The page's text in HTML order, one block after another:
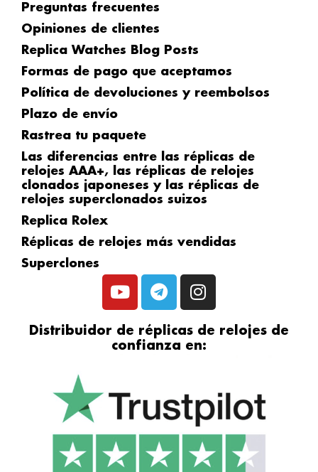
Preguntas frecuentes
Opiniones de clientes
Replica Watches Blog Posts
Formas de pago que aceptamos
Política de devoluciones y reembolsos
Plazo de envío
Rastrea tu paquete
Las diferencias entre las réplicas de
relojes AAA+, las réplicas de relojes
clonados japoneses y las réplicas de
relojes superclonados suizos
Replica Rolex
Réplicas de relojes más vendidas
Superclones
Y
o
u
t
u
e
T
e
l
e
g
m
I
n
s
t
a
a
m
Distribuidor de réplicas de relojes de
confianza en: